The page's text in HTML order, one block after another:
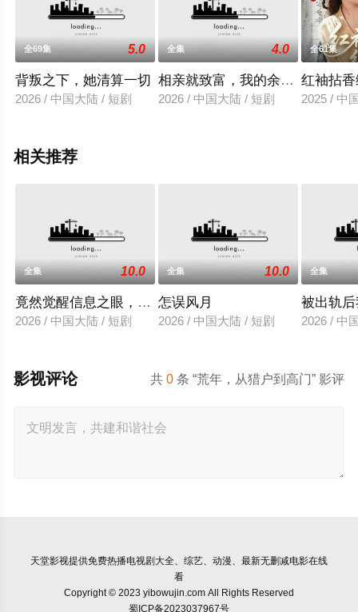
全69集 5.0
背叛之下，她清算一切
2026 / 中国大陆 / 短剧
全集 4.0
相亲就致富，我的余额有些恐怖
2026 / 中国大陆 / 短剧
全61集
红袖拈
2025 / 中
相关推荐
全集 10.0
竟然觉醒信息之眼，我转身进入反派大营
2026 / 中国大陆 / 短剧
全集 10.0
怎误风月
2026 / 中国大陆 / 短剧
全集
被出轨
2026 / 中
共0 条 “荒年，从猎户到高门” 影评
影视评论
天堂影视提供免费热播电视剧大全、综艺、动漫、最新无删减电影在线
看
Copyright © 2023 yibowujin.com All Rights Reserved
蜀ICP备2023037967号